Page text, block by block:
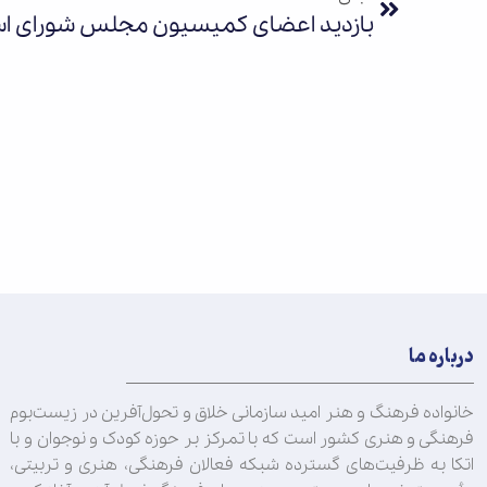
بازدید اعضای کمیسیون مجلس شورای
درباره ما
خانواده فرهنگ و هنر امید سازمانی خلاق و تحول‌آفرین در زیست‌بوم
فرهنگی و هنری کشور است که با تمرکز بر حوزه کودک و نوجوان و با
اتکا به ظرفیت‌های گسترده شبکه فعالان فرهنگی، هنری و تربیتی،